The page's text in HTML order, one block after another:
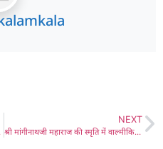
NEXT
श्री मांगीनाथजी महाराज की स्मृति में वाल्मीकि बस्ती में रक्तदान शिविर का आयोजन 6 सितम्बर को